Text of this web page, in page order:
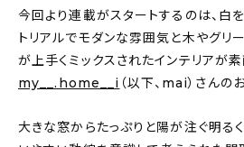
About
会社概要
プライバシーポリシー
今回より連載がスタートするのは、白
トリアルでモダンな雰囲気と木やグリ
が上手くミックスされたインテリアが
my__.home__i （以下、mai）さんのお
大きな窓からたっぷりと陽が注ぐ明る